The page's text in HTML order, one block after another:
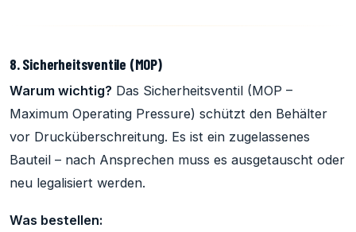
8. Sicherheitsventile (MOP)
Warum wichtig? Das Sicherheitsventil (MOP –
Maximum Operating Pressure) schützt den Behälter
vor Drucküberschreitung. Es ist ein zugelassenes
Bauteil – nach Ansprechen muss es ausgetauscht oder
neu legalisiert werden.
Was bestellen: